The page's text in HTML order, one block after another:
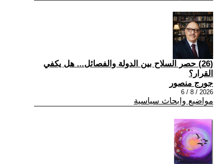
(26) حصر السلاح بين الدولة والفصائل... هل يكفي
القرار؟
جورج منصور
2026 / 8 / 6
مواضيع وابحاث سياسية